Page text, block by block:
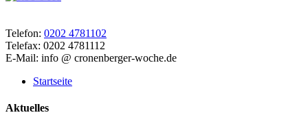
Telefon: 0202 4781102
Telefax: 0202 4781112
E-Mail: info @ cronenberger-woche.de
Startseite
Aktuelles